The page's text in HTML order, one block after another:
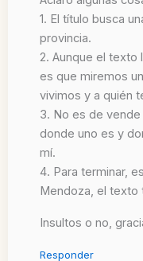
1. El título busca
provincia.
2. Aunque el
es que miremos
vivimos y a quién
3. No es de
donde uno es y
mí.
4. Para terminar,
Mendoza, el texto
Insultos o no,
Responder